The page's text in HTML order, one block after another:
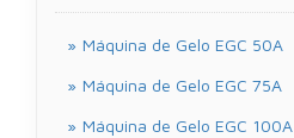
Máquina de Gelo EGC 50A
Máquina de Gelo EGC 75A
Máquina de Gelo EGC 100A